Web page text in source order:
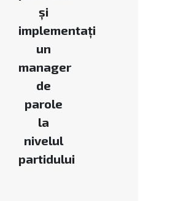
și
implementați
un
manager
de
parole
la
nivelul
partidului